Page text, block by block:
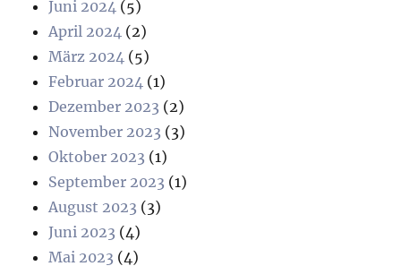
Juni 2024 (5)
April 2024 (2)
März 2024 (5)
Februar 2024 (1)
Dezember 2023 (2)
November 2023 (3)
Oktober 2023 (1)
September 2023 (1)
August 2023 (3)
Juni 2023 (4)
Mai 2023 (4)